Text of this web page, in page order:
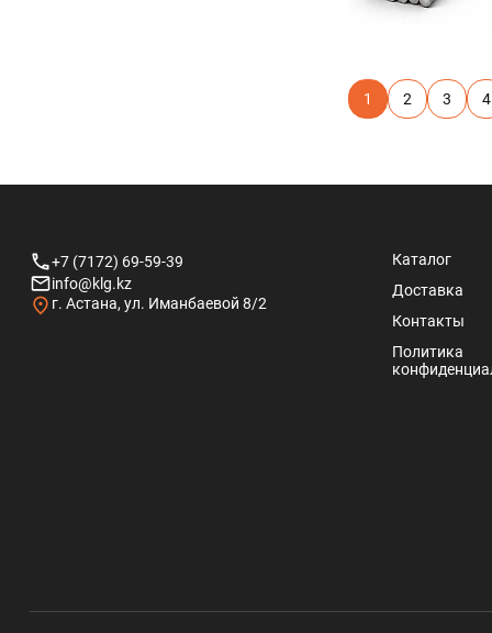
1 2 3 4
+7 (7172) 69-59-39
info@klg.kz
г. Астана, ул. Иманбаевой 8/2
Каталог
Доставка
Контакты
Политика